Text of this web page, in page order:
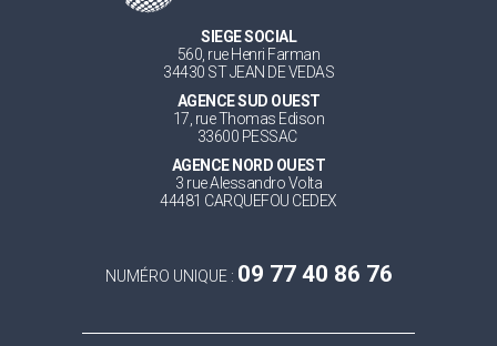
SIEGE SOCIAL
560, rue Henri Farman
34430 ST JEAN DE VEDAS
AGENCE SUD OUEST
17, rue Thomas Edison
33600 PESSAC
AGENCE NORD OUEST
3 rue Alessandro Volta
44481 CARQUEFOU CEDEX
NUMÉRO UNIQUE : 09 77 40 86 76